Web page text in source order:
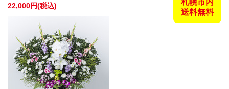
22,000円(税込)
札幌市内
送料無料